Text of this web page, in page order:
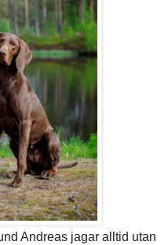
Andreas jagar alltid utan